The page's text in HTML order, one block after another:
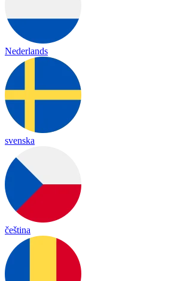
Nederlands
svenska
čeština